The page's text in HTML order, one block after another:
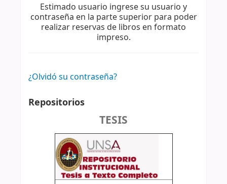
Estimado usuario ingrese su usuario y
contraseña en la parte superior para poder
realizar reservas de libros en formato
impreso.
¿Olvidó su contraseña?
Repositorios
TESIS